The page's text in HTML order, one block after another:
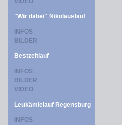
"Wir dabei" Nikolauslauf
INFOS
BILDER
Bestzeitlauf
INFOS
BILDER
VIDEO
Leukämielauf Regensburg
INFOS